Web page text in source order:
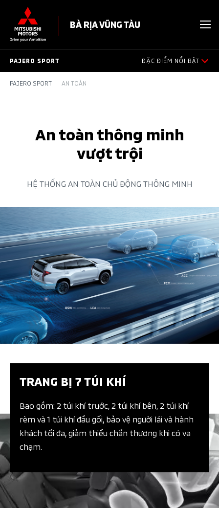
BÀ RỊA VŨNG TÀU
PAJERO SPORT ĐẶC ĐIỂM NỔI BẬT
TIỆN ÍCH
AN TOÀN
PHỤ KIỆN CHÍNH HÃNG
PHỤ KIỆN HỢP TÁC BÊN THỨ 3
PAJERO SPORT AN TOÀN
An toàn thông minh
vượt trội
HỆ THỐNG AN TOÀN CHỦ ĐỘNG THÔNG MINH
TRANG BỊ 7 TÚI KHÍ​
Bao gồm: 2 túi khí trước, 2 túi khí bên, 2 túi khí
rèm và 1 túi khí đầu gối, bảo vệ người lái và hành
khách tối đa, giảm thiểu chấn thương khi có va
chạm.​